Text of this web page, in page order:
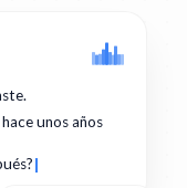
unos años